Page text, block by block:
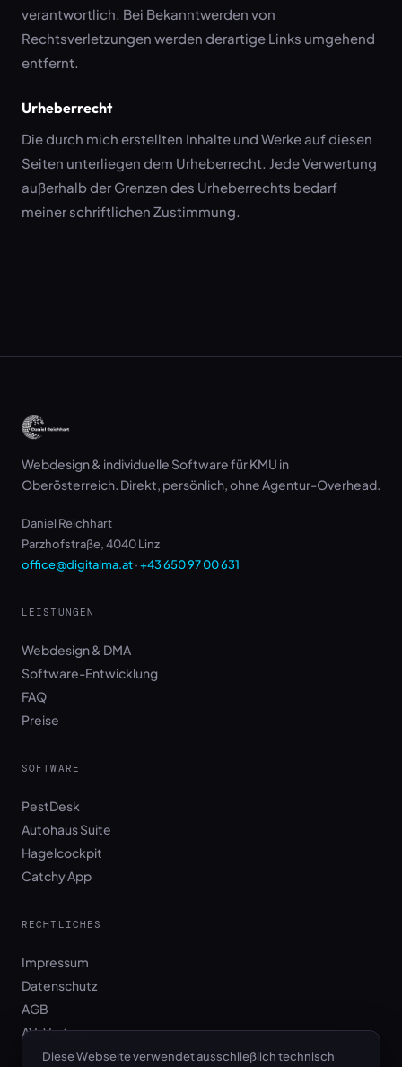
verantwortlich. Bei Bekanntwerden von
Rechtsverletzungen werden derartige Links umgehend
entfernt.
Urheberrecht
Die durch mich erstellten Inhalte und Werke auf diesen
Seiten unterliegen dem Urheberrecht. Jede Verwertung
außerhalb der Grenzen des Urheberrechts bedarf
meiner schriftlichen Zustimmung.
Webdesign & individuelle Software für KMU in
Oberösterreich. Direkt, persönlich, ohne Agentur-Overhead.
Daniel Reichhart
Parzhofstraße, 4040 Linz
office@digitalma.at·+43 650 97 00 631
LEISTUNGEN
Webdesign & DMA
Software-Entwicklung
FAQ
Preise
SOFTWARE
PestDesk
Autohaus Suite
Hagelcockpit
Catchy App
RECHTLICHES
Impressum
Datenschutz
AGB
AV-Vertrag
Diese Webseite verwendet ausschließlich technisch